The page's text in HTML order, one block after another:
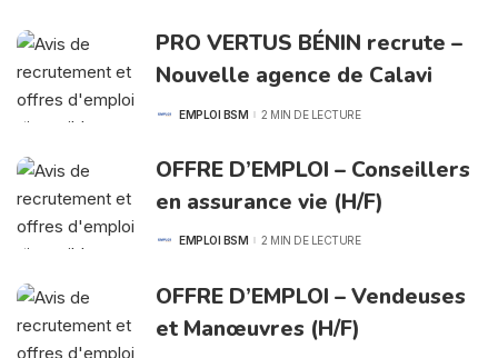
PRO VERTUS BÉNIN recrute –
Nouvelle agence de Calavi
POSTEDEMPLOI BSM 2 MIN DE LECTURE
OFFRE D’EMPLOI – Conseillers
en assurance vie (H/F)
POSTEDEMPLOI BSM 2 MIN DE LECTURE
OFFRE D’EMPLOI – Vendeuses
et Manœuvres (H/F)